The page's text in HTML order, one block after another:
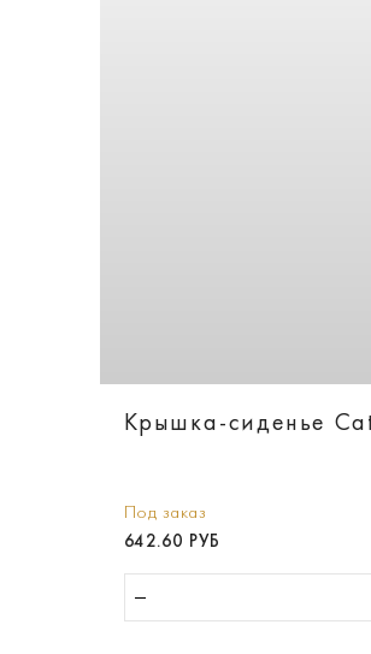
Крышка-сиденье
Под заказ
642.60 РУБ